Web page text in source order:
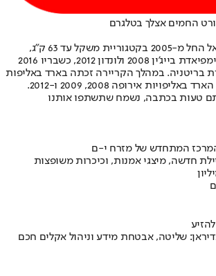
החמים אצלך בטלגרם
שלזינגר ייצגה את ישראל החל מ-2005 בקטגוריית משקל עד 63 ק"ג,
כשהיא התחרתה באולימפיאדת בייג'ין 2008 ולונדון 2012, כשבריו 2016
בריטניה. במהלך הקריירה זכתה בארד באליפות
טעות בכתבה, נשמח שתשתפו אותנו
המרכז המתחדש של מזרח י-ם
חדשה, מיצגי אמנות, וכיכרות משופצות
שליטה, אבטחת מידע וניהול אקלים חכם